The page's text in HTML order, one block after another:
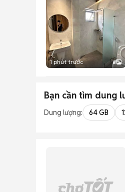
1 phút trước 8
Bạn cần tìm dung
Dung lượng: 64 GB